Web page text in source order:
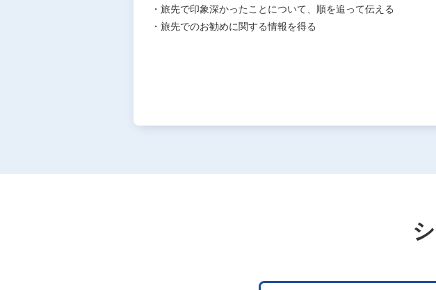
・旅先で印象深かったことについて、順を追って伝える
・旅先でのお勧めに関する情報を得る
シ